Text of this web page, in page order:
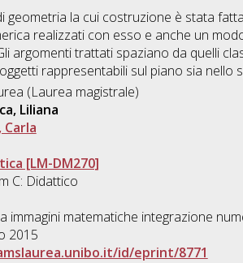
la cui costruzione è stata
realizzati con esso e anche un
argomenti trattati spaziano da quelli
rappresentabili sul piano sia nello
(Laurea magistrale)
Liliana
[LM-DM270]
C: Didattico
immagini matematiche integrazione
2015
id/eprint/8771